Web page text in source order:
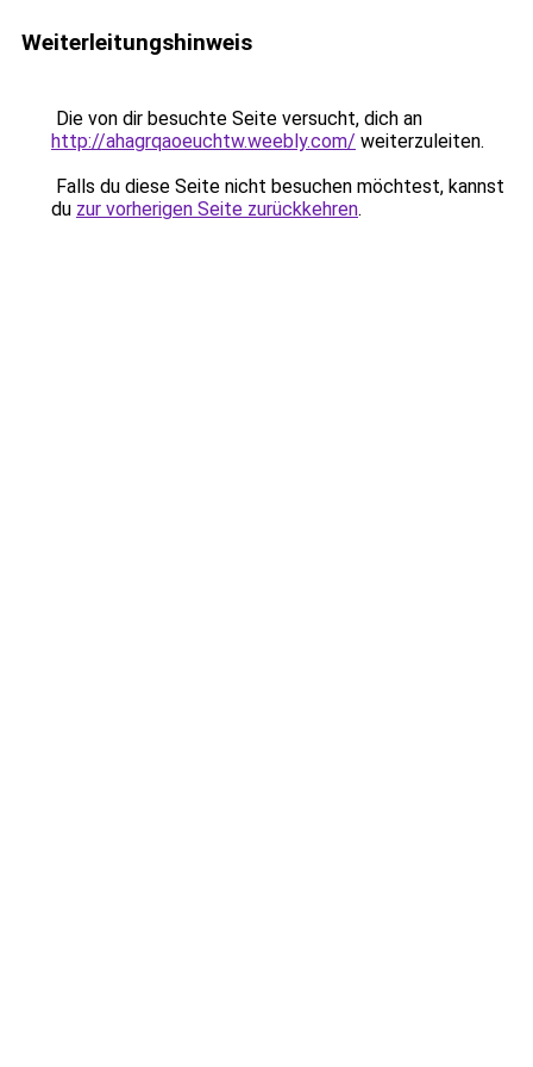
Weiterleitungshinweis
Die von dir besuchte Seite versucht, dich an
http://ahagrqaoeuchtw.weebly.com/ weiterzuleiten.
Falls du diese Seite nicht besuchen möchtest, kannst
du zur vorherigen Seite zurückkehren.